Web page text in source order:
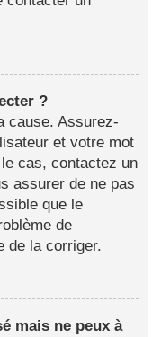
?
cause. Assurez-
et votre mot
cas, contactez un
assurer de ne pas
que le
de
de la corriger.
mais ne peux à